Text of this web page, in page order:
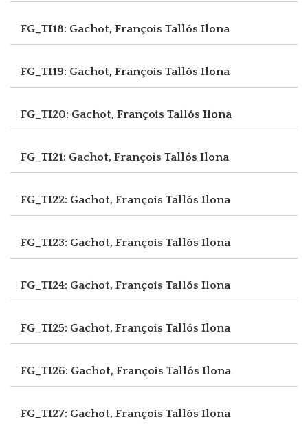
FG_TI18: Gachot, François Tallós Ilona
FG_TI19: Gachot, François Tallós Ilona
FG_TI20: Gachot, François Tallós Ilona
FG_TI21: Gachot, François Tallós Ilona
FG_TI22: Gachot, François Tallós Ilona
FG_TI23: Gachot, François Tallós Ilona
FG_TI24: Gachot, François Tallós Ilona
FG_TI25: Gachot, François Tallós Ilona
FG_TI26: Gachot, François Tallós Ilona
FG_TI27: Gachot, François Tallós Ilona